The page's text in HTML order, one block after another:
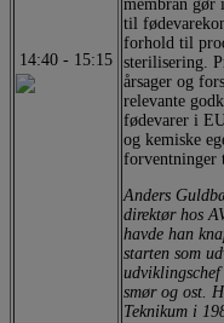
14:40 - 15:15
membran gør
til
forhold til
sterilisering.
årsager og
relevante
fødevarer i
og kemiske
forventninger
Anders
direktør hos
havde han
starten som
smør og ost.
Teknikum i